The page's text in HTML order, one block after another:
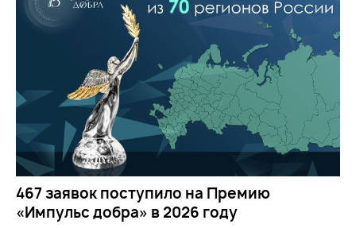
467 заявок поступило на Премию
«Импульс добра» в 2026 году